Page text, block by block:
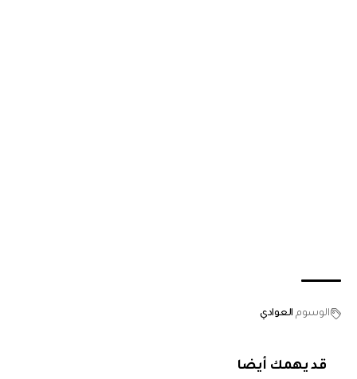
الوسوم العوادي
قد يهمك أيضا